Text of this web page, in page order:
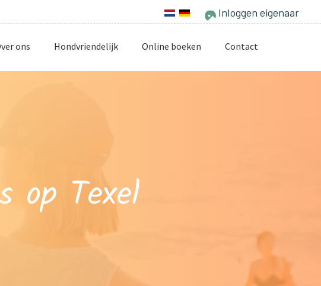
Inloggen eigenaar
ons Hondvriendelijk Online boeken Contact
op Texel